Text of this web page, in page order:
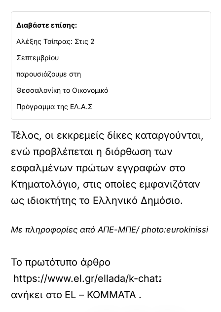
Διαβάστε επίσης:
Αλέξης Τσίπρας: Στις 2
Σεπτεμβρίου
παρουσιάζουμε στη
Θεσσαλονίκη το Οικονομικό
Πρόγραμμα της ΕΛ.Α.Σ
Τέλος, οι εκκρεμείς δίκες καταργούνται,
ενώ προβλέπεται η διόρθωση των
εσφαλμένων πρώτων εγγραφών στο
Κτηματολόγιο, στις οποίες εμφανιζόταν
ως ιδιοκτήτης το Ελληνικό Δημόσιο.
Με πληροφορίες από ΑΠΕ-ΜΠΕ/ photo:eurokinissi
Το πρωτότυπο άρθρο
https://www.el.gr/ellada/k-chatzidakis-
ανήκει στο EL – ΚΟΜΜΑΤΑ .